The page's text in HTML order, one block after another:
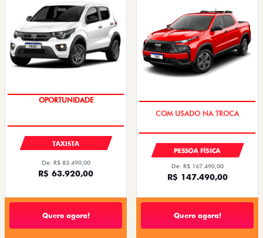
OPORTUNIDADE
TAXISTA
De: R$ 83.490,00
R$ 63.920,00
Quero agora!
PESSOA FÍSICA
De: R$ 167.490,00
R$ 147.490,00
Quero agora!